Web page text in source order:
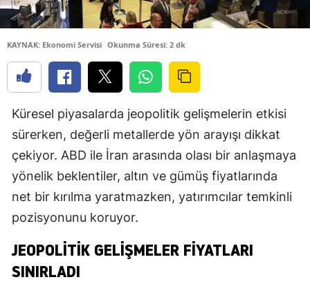
KAYNAK: Ekonomi Servisi Okunma Süresi: 2 dk
Küresel piyasalarda jeopolitik gelişmelerin etkisi
sürerken, değerli metallerde yön arayışı dikkat
çekiyor. ABD ile İran arasında olası bir anlaşmaya
yönelik beklentiler, altın ve gümüş fiyatlarında
net bir kırılma yaratmazken, yatırımcılar temkinli
pozisyonunu koruyor.
JEOPOLITIK GELIŞMELER FIYATLARI
SINIRLADI